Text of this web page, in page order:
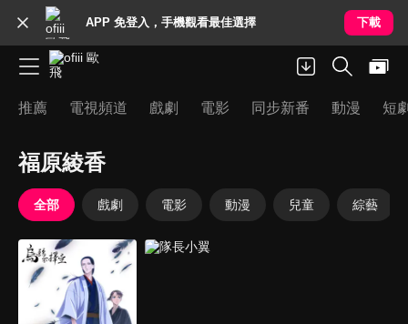
APP 免登入，手機觀看最佳選擇 下載
推薦 電視頻道 戲劇 電影 同步新番 動漫 短
福原綾香
全部 戲劇 電影 動漫 兒童 綜藝